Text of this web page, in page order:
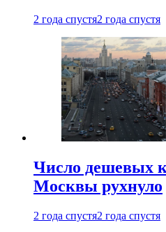
2 года спустя2 года спустя
Число дешевых
Москвы рухнуло
2 года спустя2 года спустя